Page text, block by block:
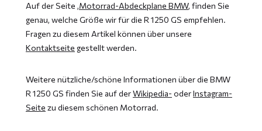
Auf der Seite ‚Motorrad-Abdeckplane BMW‚ finden Sie
genau, welche Größe wir für die R 1250 GS empfehlen.
Fragen zu diesem Artikel können über unsere
Kontaktseite gestellt werden.
Weitere nützliche/schöne Informationen über die BMW
R 1250 GS finden Sie auf derWikipedia- oderInstagram-
Seite zu diesem schönen Motorrad.